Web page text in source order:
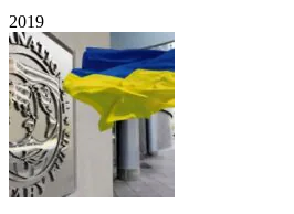
2019